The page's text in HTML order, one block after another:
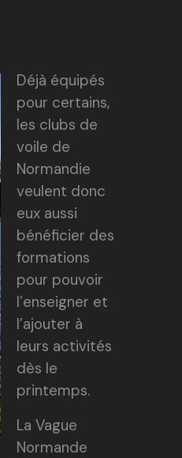
Déjà équipés
pour certains,
les clubs de
voile de
Normandie
veulent donc
eux aussi
bénéficier des
formations
pour pouvoir
l’enseigner et
l’ajouter à
leurs activités
dès le
printemps.
La Vague
Normande